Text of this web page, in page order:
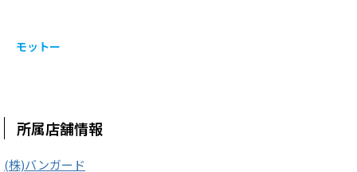
モットー
所属店舗情報
(株)バンガード